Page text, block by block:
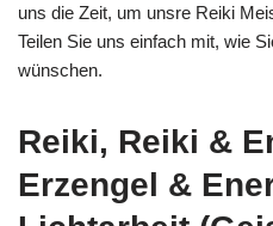
uns die Zeit, um unsre Reiki
Teilen Sie uns einfach mit, wie
wünschen.
Reiki, Reiki &
Erzengel &